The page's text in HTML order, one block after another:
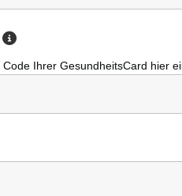
Code Ihrer GesundheitsCard hier